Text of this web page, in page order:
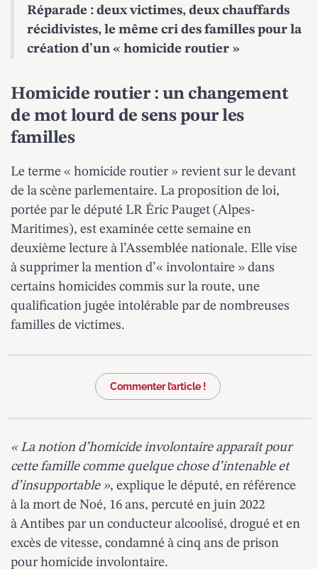
Réparade : deux victimes, deux chauffards
récidivistes, le même cri des familles pour la
création d’un « homicide routier »
Homicide routier : un changement
de mot lourd de sens pour les
familles
Le terme « homicide routier » revient sur le devant
de la scène parlementaire. La proposition de loi,
portée par le député LR Éric Pauget (Alpes-
Maritimes), est examinée cette semaine en
deuxième lecture à l’Assemblée nationale. Elle vise
à supprimer la mention d’« involontaire » dans
certains homicides commis sur la route, une
qualification jugée intolérable par de nombreuses
familles de victimes.
Commenter l’article !
« La notion d’homicide involontaire apparaît pour
cette famille comme quelque chose d’intenable et
d’insupportable », explique le député, en référence
à la mort de Noé, 16 ans, percuté en juin 2022
à Antibes par un conducteur alcoolisé, drogué et en
excès de vitesse, condamné à cinq ans de prison
pour homicide involontaire.